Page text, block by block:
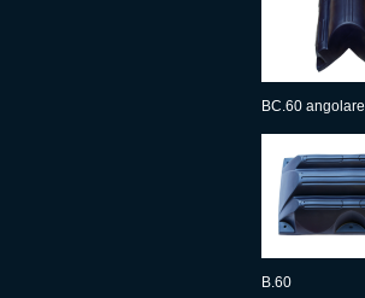
BC.60 angolare
B.60